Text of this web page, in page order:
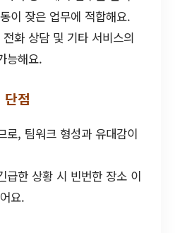
이 잦은 업무에 적합해요.
화 상담 및 기타 서비스의
능해요.
점
로, 팀워크 형성과 유대감이
급한 상황 시 빈번한 장소 이
요.